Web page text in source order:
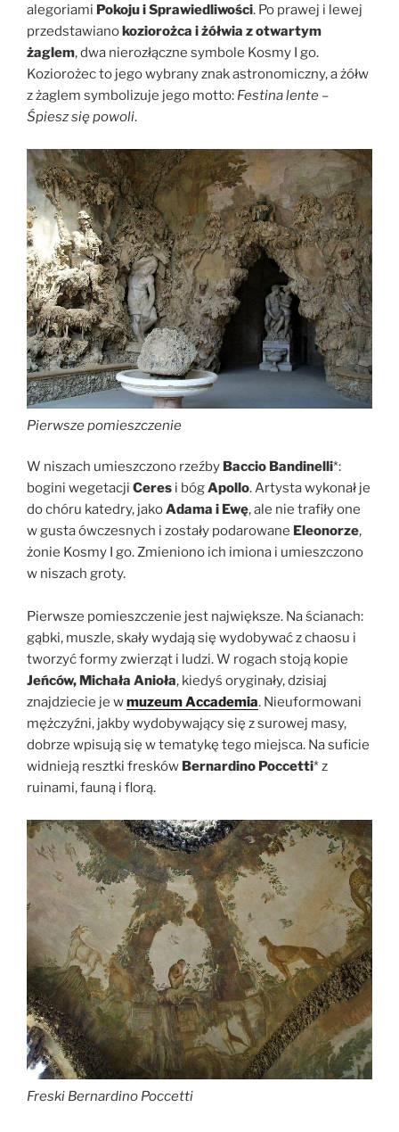
alegoriami Pokoju i Sprawiedliwości. Po prawej i lewej
przedstawianokoziorożca i żółwia z otwartym
żaglem, dwa nierozłączne symbole Kosmy I go.
Koziorożec to jego wybrany znak astronomiczny, a żółw
z żaglem symbolizuje jego motto: Festina lente –
Śpiesz się powoli.
Pierwsze pomieszczenie
W niszach umieszczono rzeźby Baccio Bandinelli*:
bogini wegetacji Ceres i bógApollo. Artysta wykonał je
do chóru katedry, jakoAdama i Ewę, ale nie trafiły one
w gusta ówczesnych i zostały podarowane Eleonorze,
żonie Kosmy I go. Zmieniono ich imiona i umieszczono
w niszach groty.
Pierwsze pomieszczenie jest największe. Na ścianach:
gąbki, muszle, skały wydają się wydobywać z chaosu i
tworzyć formy zwierząt i ludzi. W rogach stoją kopie
Jeńców, Michała Anioła, kiedyś oryginały, dzisiaj
znajdziecie je wmuzeum Accademia. Nieuformowani
mężczyźni, jakby wydobywający się z surowej masy,
dobrze wpisują się w tematykę tego miejsca. Na suficie
widnieją resztki fresków Bernardino Poccetti* z
ruinami, fauną i florą.
Freski Bernardino Poccetti